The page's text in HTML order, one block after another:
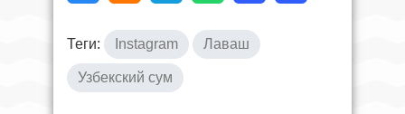
Теги: Instagram Лаваш
Узбекский сум